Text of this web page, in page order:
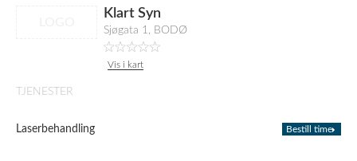
Klart Syn
Sjøgata 1, BODØ
Vis i kart
TJENESTER
Laserbehandling Bestill time